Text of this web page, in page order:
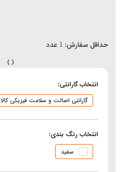
حداقل سفارش: 1 عدد
انتخاب گارانتی:
گارانتی اصالت و سلامت فیزیکی کالا
انتخاب رنگ بندی:
سفید